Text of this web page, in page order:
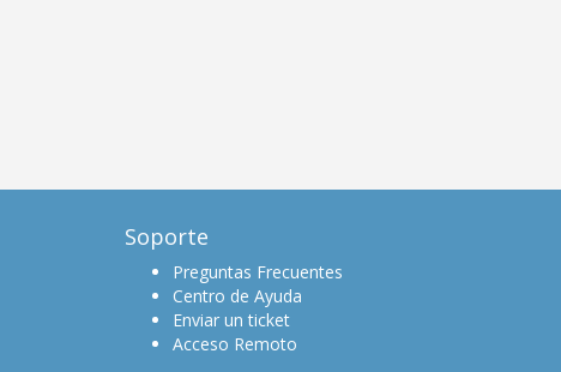
Soporte
Preguntas Frecuentes
Centro de Ayuda
Enviar un ticket
Acceso Remoto